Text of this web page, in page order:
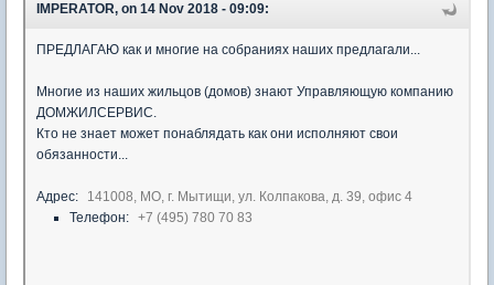
IMPERATOR, on 14 Nov 2018 - 09:09:
ПРЕДЛАГАЮ как и многие на собраниях наших предлагали...
Многие из наших жильцов (домов) знают Управляющую компанию
ДОМЖИЛСЕРВИС.
Кто не знает может понаблядать как они исполняют свои
обязанности...
Адрес:
141008, МО, г. Мытищи, ул. Колпакова, д. 39, офис 4
Телефон: +7 (495) 780 70 83